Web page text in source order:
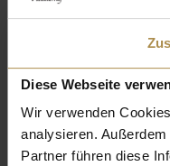
Diese Webseite
Wir verwenden
analysieren.
Partner führen diese